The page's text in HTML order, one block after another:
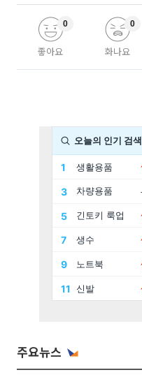
좋아요
0
화나요
0
주요뉴스